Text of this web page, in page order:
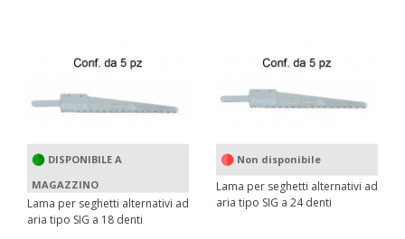
DISPONIBILE A
MAGAZZINO
Lama per seghetti alternativi ad
aria tipo SIG a 18 denti
Non disponibile
Lama per seghetti alternativi ad
aria tipo SIG a 24 denti